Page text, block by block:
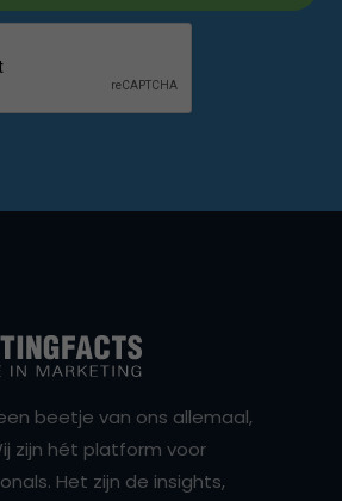
beetje van ons allemaal,
zijn hét platform voor
Het zijn de insights,